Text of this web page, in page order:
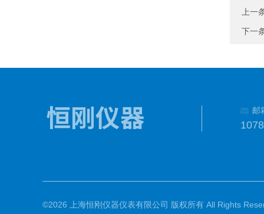
上一
下一
邮
©2026 上海恒刚仪器仪表有限公司 版权所有 All Rights